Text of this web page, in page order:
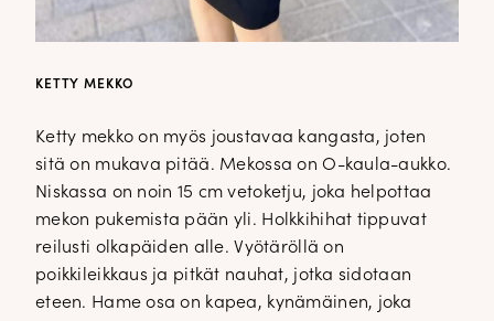
KETTY MEKKO
Ketty mekko on myös joustavaa kangasta, joten
sitä on mukava pitää. Mekossa on O-kaula-aukko.
Niskassa on noin 15 cm vetoketju, joka helpottaa
mekon pukemista pään yli. Holkkihihat tippuvat
reilusti olkapäiden alle. Vyötäröllä on
poikkileikkaus ja pitkät nauhat, jotka sidotaan
eteen. Hame osa on kapea, kynämäinen, joka